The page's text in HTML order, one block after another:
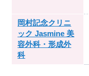
岡村記念クリニ
ック Jasmine 美
容外科・形成外
科